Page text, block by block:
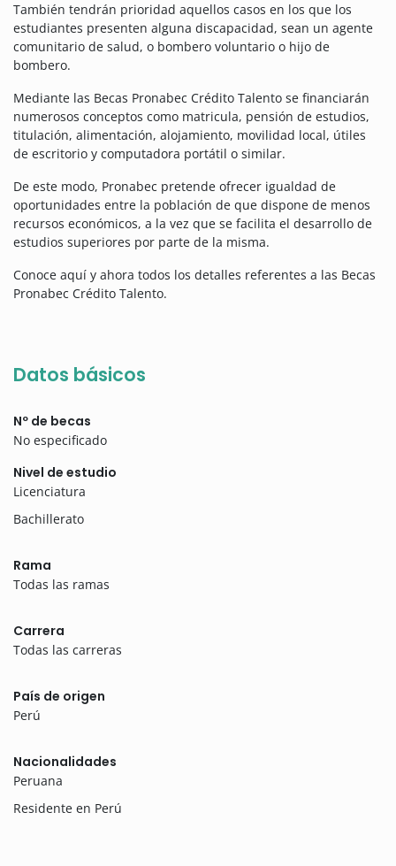
También tendrán prioridad aquellos casos en los que los
estudiantes presenten alguna discapacidad, sean un agente
comunitario de salud, o bombero voluntario o hijo de
bombero.
Mediante las Becas Pronabec Crédito Talento se financiarán
numerosos conceptos como matricula, pensión de estudios,
titulación, alimentación, alojamiento, movilidad local, útiles
de escritorio y computadora portátil o similar.
De este modo, Pronabec pretende ofrecer igualdad de
oportunidades entre la población de que dispone de menos
recursos económicos, a la vez que se facilita el desarrollo de
estudios superiores por parte de la misma.
Conoce aquí y ahora todos los detalles referentes a las Becas
Pronabec Crédito Talento.
Datos básicos
Nº de becas
No especificado
Nivel de estudio
Licenciatura
Bachillerato
Rama
Todas las ramas
Carrera
Todas las carreras
País de origen
Perú
Nacionalidades
Peruana
Residente en Perú